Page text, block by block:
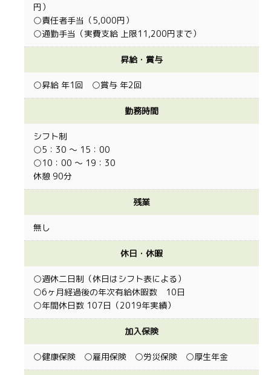
円）
○責任者手当（5,000円）
○通勤手当（実費支給 上限11,200円まで）
昇給・賞与
○昇給 年1回 ○賞与 年2回
勤務時間
シフト制
○5：30 ～ 15：00
○10：00 ～ 19：30
休憩 90分
残業
無し
休日・休暇
○週休二日制（休日はシフト表による）
○6ヶ月経過後の年次有給休暇数 10日
○年間休日数 107日（2019年実績）
加入保険
○健康保険 ○雇用保険 ○労災保険 ○厚生年金